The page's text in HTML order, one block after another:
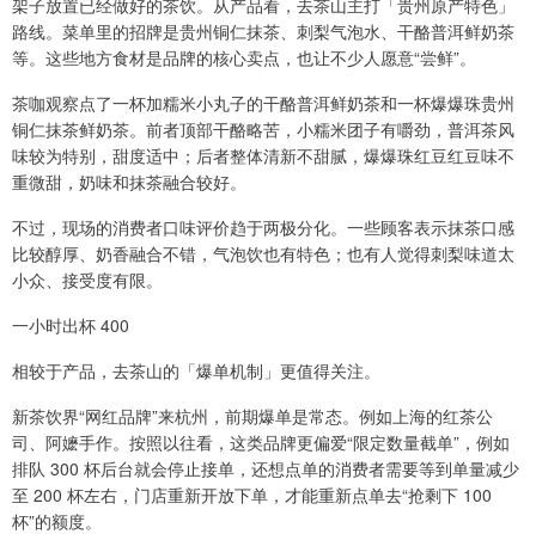
路线。菜单里的招牌是贵州铜仁抹茶、刺梨气泡水、干酪普洱鲜奶茶
等。这些地方食材是品牌的核心卖点，也让不少人愿意“尝鲜”。
茶咖观察点了一杯加糯米小丸子的干酪普洱鲜奶茶和一杯爆爆珠贵州
铜仁抹茶鲜奶茶。前者顶部干酪略苦，小糯米团子有嚼劲，普洱茶风
味较为特别，甜度适中；后者整体清新不甜腻，爆爆珠红豆红豆味不
重微甜，奶味和抹茶融合较好。
不过，现场的消费者口味评价趋于两极分化。一些顾客表示抹茶口感
比较醇厚、奶香融合不错，气泡饮也有特色；也有人觉得刺梨味道太
小众、接受度有限。
一小时出杯 400
相较于产品，去茶山的「爆单机制」更值得关注。
新茶饮界“网红品牌”来杭州，前期爆单是常态。例如上海的红茶公
司、阿嬷手作。按照以往看，这类品牌更偏爱“限定数量截单”，例如
排队 300 杯后台就会停止接单，还想点单的消费者需要等到单量减少
至 200 杯左右，门店重新开放下单，才能重新点单去“抢剩下 100
杯”的额度。